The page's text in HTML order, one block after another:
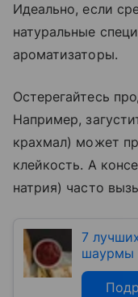
Идеально, если
натуральные
ароматизаторы.
Остерегайтесь
Например,
крахмал) может
клейкость. А
натрия) часто
7
шаурмы